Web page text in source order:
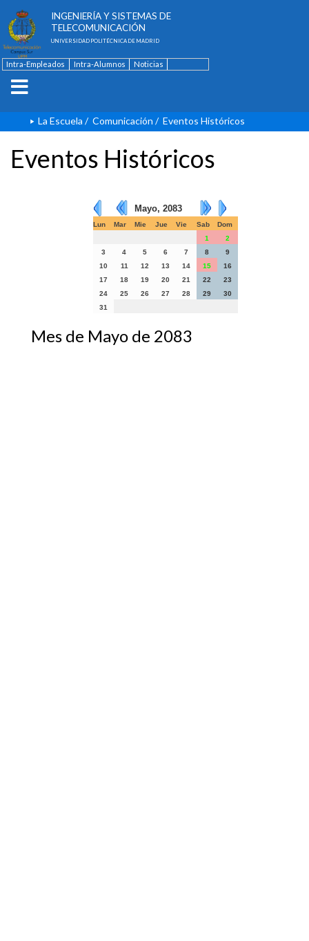
INGENIERÍA Y SISTEMAS DE
TELECOMUNICACIÓN
UNIVERSIDAD POLITÉCNICA DE MADRID
Intra-Empleados Intra-Alumnos
Noticias
La Escuela / Comunicación / Eventos Históricos
Eventos Históricos
Mayo, 2083
Lun Mar Mie Jue Vie Sab
Dom
1
2
3
4 5 6 7 8
9
10
11 12 13 14 15
16
17
18 19 20 21 22
23
24
25 26 27 28 29
30
31
Mes de Mayo de 2083